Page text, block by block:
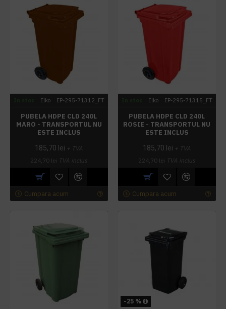
Elko EP-295-71312_FT
PUBELA HDPE CLD 240L
MARO - TRANSPORTUL NU
ESTE INCLUS
185,70 lei + TVA
224,70 lei TVA inclus
Cumpara acum
Elko EP-295-71315_FT
PUBELA HDPE CLD 240L
ROSIE - TRANSPORTUL NU
ESTE INCLUS
185,70 lei + TVA
224,70 lei TVA inclus
Cumpara acum
-25 %